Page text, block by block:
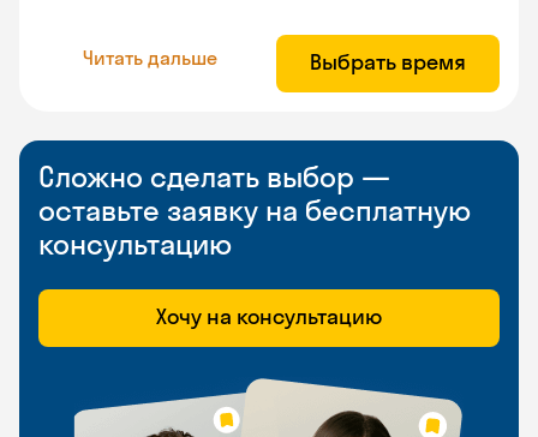
Читать дальше Выбрать время
Сложно сделать выбор —
оставьте заявку на бесплатную
консультацию
Хочу на консультацию